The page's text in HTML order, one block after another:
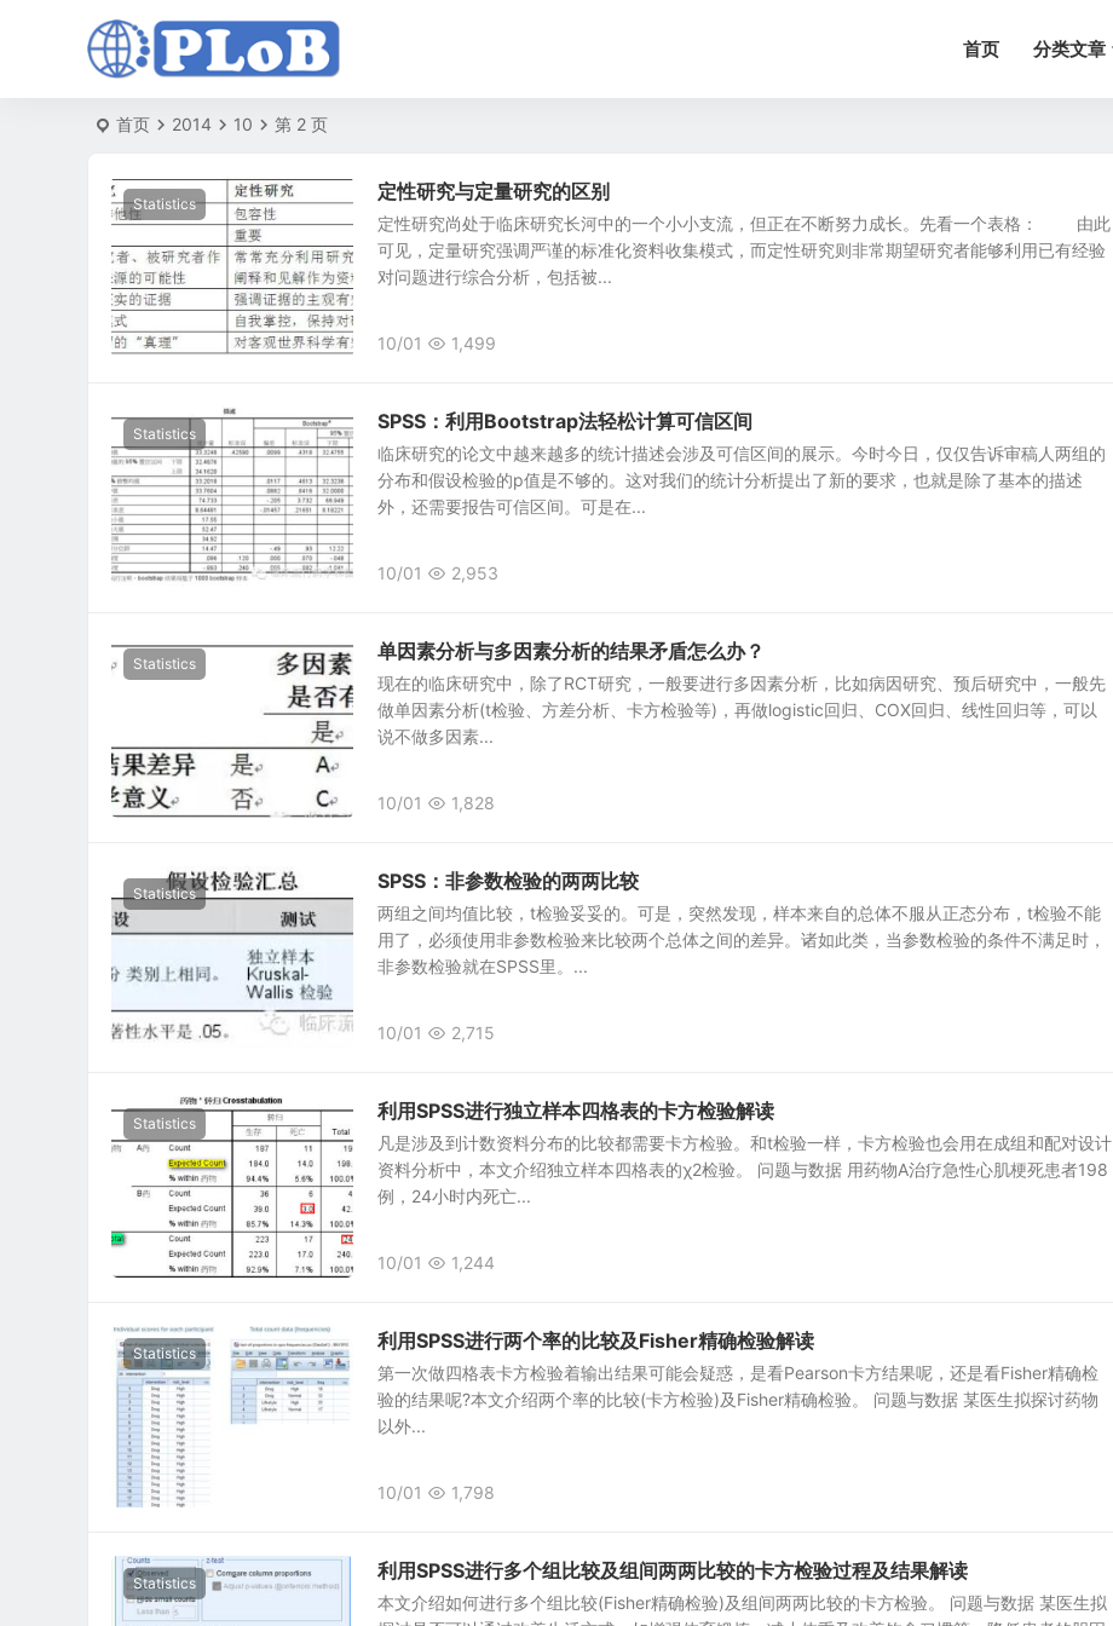
首页 分类文章
首页 2014 10 第 2 页
Statistics
定性研究与定量研究的区别
定性研究尚处于临床研究长河中的一个小小支流，但正在不断努力成长。先看一个表格： 由此
可见，定量研究强调严谨的标准化资料收集模式，而定性研究则非常期望研究者能够利用已有经验
对问题进行综合分析，包括被...
10/01 1,499
Statistics
SPSS：利用Bootstrap法轻松计算可信区间
临床研究的论文中越来越多的统计描述会涉及可信区间的展示。今时今日，仅仅告诉审稿人两组的
分布和假设检验的p值是不够的。这对我们的统计分析提出了新的要求，也就是除了基本的描述
外，还需要报告可信区间。可是在...
10/01 2,953
Statistics
单因素分析与多因素分析的结果矛盾怎么办？
现在的临床研究中，除了RCT研究，一般要进行多因素分析，比如病因研究、预后研究中，一般先
做单因素分析(t检验、方差分析、卡方检验等)，再做logistic回归、COX回归、线性回归等，可以
说不做多因素...
10/01 1,828
Statistics
SPSS：非参数检验的两两比较
两组之间均值比较，t检验妥妥的。可是，突然发现，样本来自的总体不服从正态分布，t检验不能
用了，必须使用非参数检验来比较两个总体之间的差异。诸如此类，当参数检验的条件不满足时，
非参数检验就在SPSS里。...
10/01 2,715
Statistics
利用SPSS进行独立样本四格表的卡方检验解读
凡是涉及到计数资料分布的比较都需要卡方检验。和t检验一样，卡方检验也会用在成组和配对设计
资料分析中，本文介绍独立样本四格表的χ2检验。 问题与数据 用药物A治疗急性心肌梗死患者198
例，24小时内死亡...
10/01 1,244
Statistics
利用SPSS进行两个率的比较及Fisher精确检验解读
第一次做四格表卡方检验着输出结果可能会疑惑，是看Pearson卡方结果呢，还是看Fisher精确检
验的结果呢?本文介绍两个率的比较(卡方检验)及Fisher精确检验。 问题与数据 某医生拟探讨药物
以外...
10/01 1,798
Statistics
利用SPSS进行多个组比较及组间两两比较的卡方检验过程及结果解读
本文介绍如何进行多个组比较(Fisher精确检验)及组间两两比较的卡方检验。 问题与数据 某医生拟